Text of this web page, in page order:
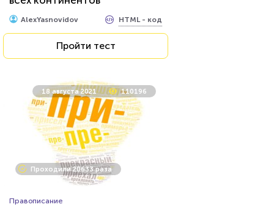
AlexYasnovidov HTML - код
Пройти тест
18 августа 2021 110196
Проходили 20633 раза
Правописание